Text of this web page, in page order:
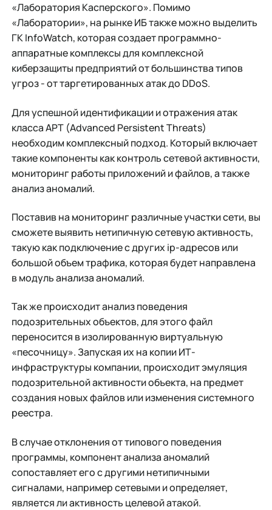
«Лаборатория Касперского». Помимо
«Лаборатории», на рынке ИБ также можно выделить
ГК InfoWatch, которая создает программно-
аппаратные комплексы для комплексной
киберзащиты предприятий от большинства типов
угроз - от таргетированных атак до DDoS.
Для успешной идентификации и отражения атак
класса APT (Advanced Persistent Threats)
необходим комплексный подход. Который включает
такие компоненты как контроль сетевой активности,
мониторинг работы приложений и файлов, а также
анализ аномалий.
Поставив на мониторинг различные участки сети, вы
сможете выявить нетипичную сетевую активность,
такую как подключение с других ip-адресов или
большой объем трафика, которая будет направлена
в модуль анализа аномалий.
Так же происходит анализ поведения
подозрительных объектов, для этого файл
переносится в изолированную виртуальную
«песочницу». Запуская их на копии ИТ-
инфраструктуры компании, происходит эмуляция
подозрительной активности объекта, на предмет
создания новых файлов или изменения системного
реестра.
В случае отклонения от типового поведения
программы, компонент анализа аномалий
сопоставляет его с другими нетипичными
сигналами, например сетевыми и определяет,
является ли активность целевой атакой.